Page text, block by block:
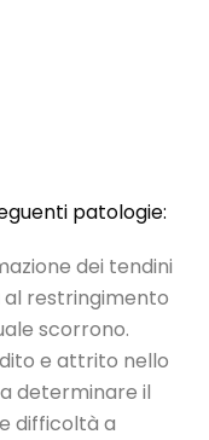
patologie:
dei tendini
al restringimento
scorrono.
e attrito nello
determinare il
difficoltà a